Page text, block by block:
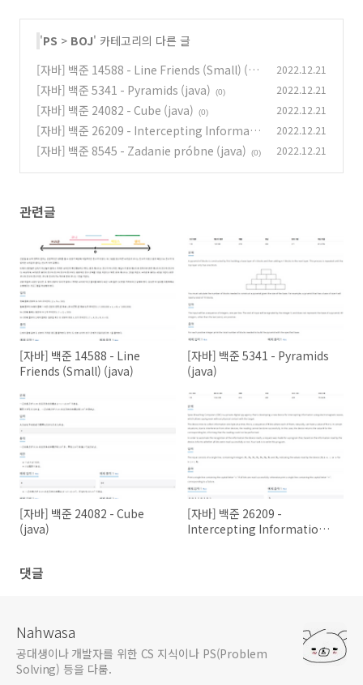
'PS > BOJ' 카테고리의 다른 글
[자바] 백준 14588 - Line Friends (Small) (ja
va)
(0)
2022.12.21
[자바] 백준 5341 - Pyramids (java) (0) 2022.12.21
[자바] 백준 24082 - Cube (java) (0) 2022.12.21
[자바] 백준 26209 - Intercepting Informati
on (java)
(0)
2022.12.21
[자바] 백준 8545 - Zadanie próbne (java) (0) 2022.12.21
관련글
[자바] 백준 14588 - Line
Friends (Small) (java)
[자바] 백준 5341 - Pyramids
(java)
[자바] 백준 24082 - Cube
(java)
[자바] 백준 26209 -
Intercepting Information
댓글
Nahwasa
공대생이나 개발자를 위한 CS 지식이나 PS(Problem
Solving) 등을 다룸.